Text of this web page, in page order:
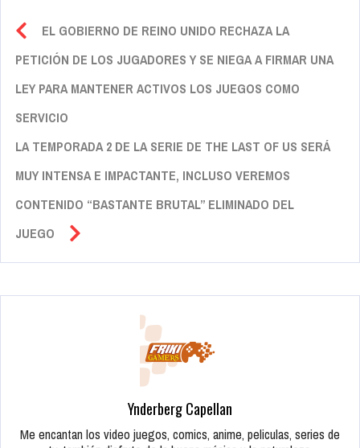
EL GOBIERNO DE REINO UNIDO RECHAZA LA
PETICIÓN DE LOS JUGADORES Y SE NIEGA A FIRMAR UNA
LEY PARA MANTENER ACTIVOS LOS JUEGOS COMO
SERVICIO
LA TEMPORADA 2 DE LA SERIE DE THE LAST OF US SERÁ
MUY INTENSA E IMPACTANTE, INCLUSO VEREMOS
CONTENIDO “BASTANTE BRUTAL” ELIMINADO DEL
JUEGO
Ynderberg Capellan
Me encantan los video juegos, comics, anime, peliculas, series de